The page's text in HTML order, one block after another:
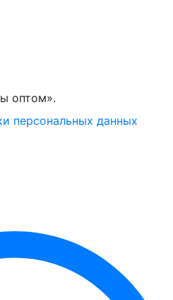
оптом».
персональных данных